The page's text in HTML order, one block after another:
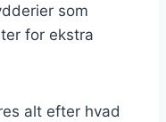
som
for ekstra
alt efter hvad